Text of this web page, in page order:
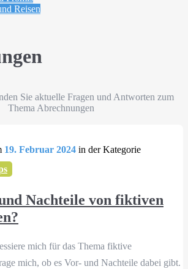
Reisen
Sie aktuelle Fragen und Antworten zum
Thema Abrechnungen
19. Februar 2024 in der Kategorie
Nachteile von fiktiven
mich für das Thema fiktive
mich, ob es Vor- und Nachteile dabei gibt.